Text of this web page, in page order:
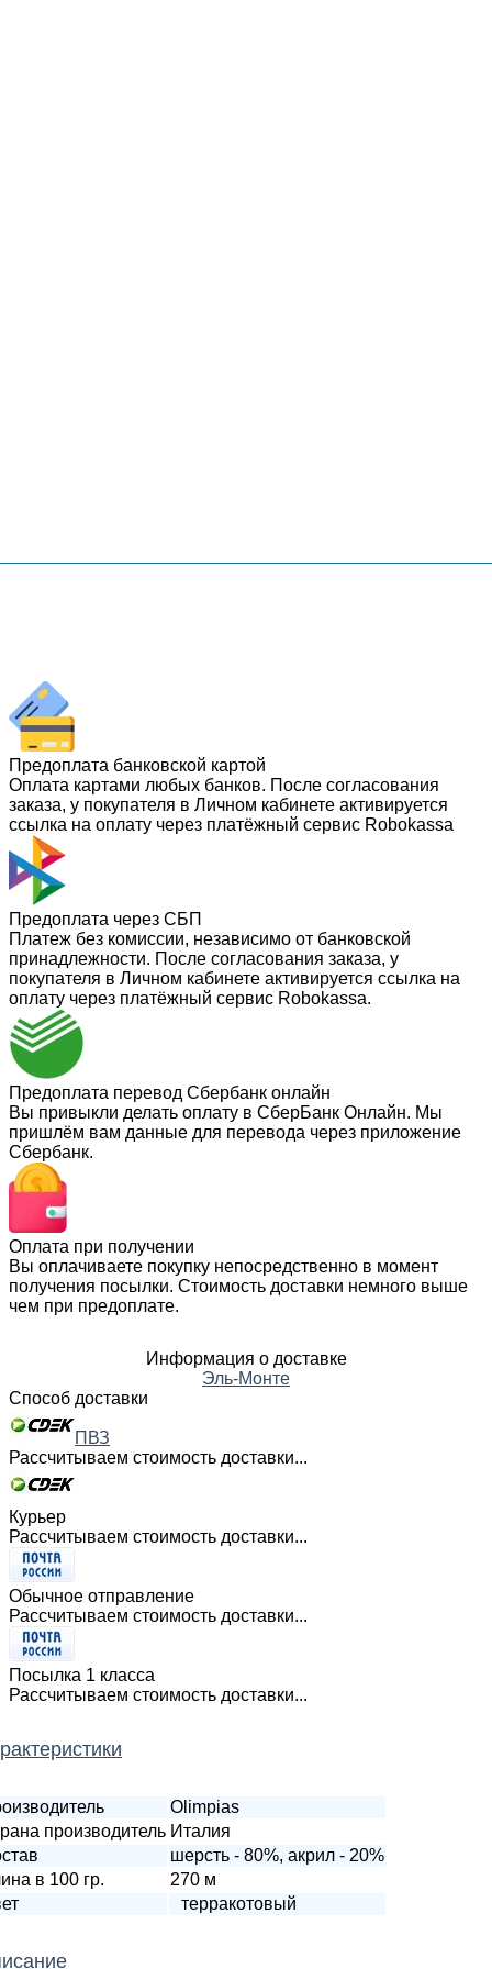
Предоплата банковской картой
Оплата картами любых банков. После согласования
заказа, у покупателя в Личном кабинете активируется
ссылка на оплату через платёжный сервис Robokassa
Предоплата через СБП
Платеж без комиссии, независимо от банковской
принадлежности. После согласования заказа, у
покупателя в Личном кабинете активируется ссылка на
оплату через платёжный сервис Robokassa.
Предоплата перевод Сбербанк онлайн
Вы привыкли делать оплату в СберБанк Онлайн. Мы
пришлём вам данные для перевода через приложение
Сбербанк.
Оплата при получении
Вы оплачиваете покупку непосредственно в момент
получения посылки. Стоимость доставки немного выше
чем при предоплате.
Информация о доставке
Эль-Монте
Способ доставки
ПВЗ
Рассчитываем стоимость доставки...
Курьер
Рассчитываем стоимость доставки...
Обычное отправление
Рассчитываем стоимость доставки...
Посылка 1 класса
Рассчитываем стоимость доставки...
Olimpias
производитель Италия
шерсть - 80%, акрил - 20%
в 100 гр.
270 м
терракотовый